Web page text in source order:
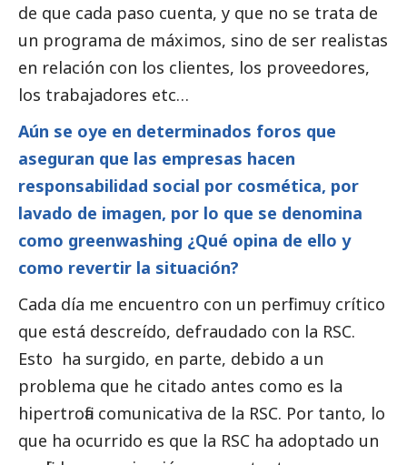
de que cada paso cuenta, y que no se trata de
un programa de máximos, sino de ser realistas
en relación con los clientes, los proveedores,
los trabajadores etc…
Aún se oye en determinados foros que
aseguran que las empresas hacen
responsabilidad social por cosmética, por
lavado de imagen, por lo que se denomina
como greenwashing ¿Qué opina de ello y
como revertir la situación?
Cada día me encuentro con un perfil muy crítico
que está descreído, defraudado con la RSC.
Esto ha surgido, en parte, debido a un
problema que he citado antes como es la
hipertrofia comunicativa de la RSC. Por tanto, lo
que ha ocurrido es que la RSC ha adoptado un